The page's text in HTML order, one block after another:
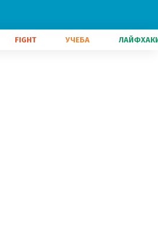
FIGHT УЧЕБА